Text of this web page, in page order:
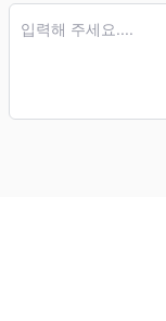
한 결점은 규제의 부
를 부과하며 웹 트레
입력해 주세요....